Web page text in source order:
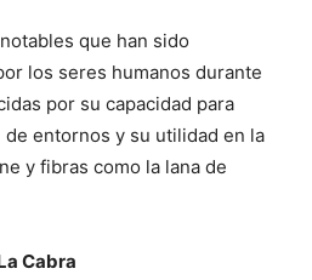
que han sido
los seres humanos durante
por su capacidad para
de entornos y su utilidad en la
y fibras como la lana de
Cabra